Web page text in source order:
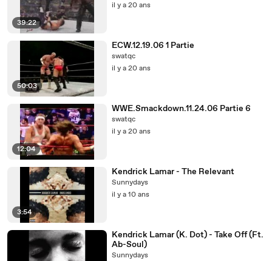
39:22
il y a 20 ans
50:03
ECW.12.19.06 1 Partie
swatqc
il y a 20 ans
12:04
WWE.Smackdown.11.24.06 Partie 6
swatqc
il y a 20 ans
3:54
Kendrick Lamar - The Relevant
Sunnydays
il y a 10 ans
Kendrick Lamar (K. Dot) - Take Off (Ft.
Ab-Soul)
Sunnydays